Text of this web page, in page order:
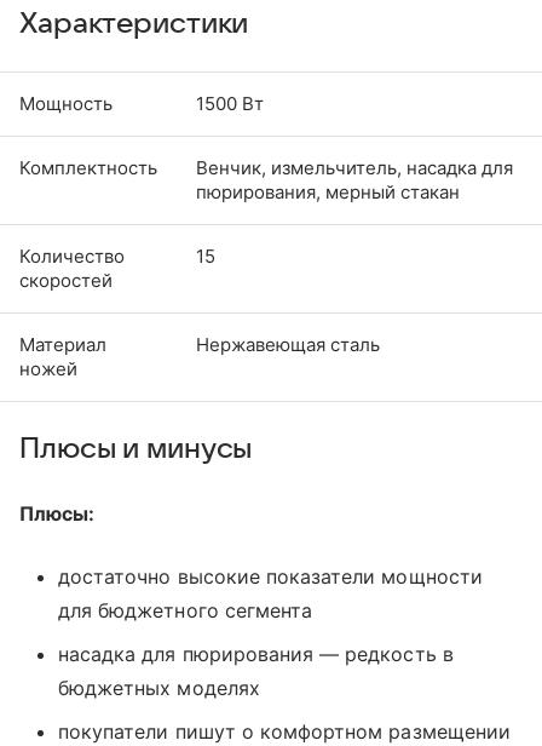
Характеристики
Мощность 1500 Вт
Комплектность
Венчик, измельчитель, насадка для
пюрирования, мерный стакан
Количество
скоростей
15
Материал
ножей
Нержавеющая сталь
Плюсы и минусы
Плюсы:
достаточно высокие показатели мощности
для бюджетного сегмента
насадка для пюрирования — редкость в
бюджетных моделях
покупатели пишут о комфортном размещении